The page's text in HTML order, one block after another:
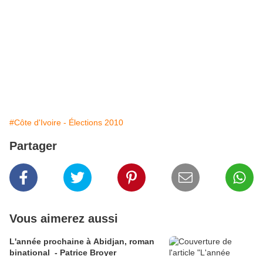
#Côte d'Ivoire - Élections 2010
Partager
Vous aimerez aussi
L'année prochaine à Abidjan, roman
binational - Patrice Broyer